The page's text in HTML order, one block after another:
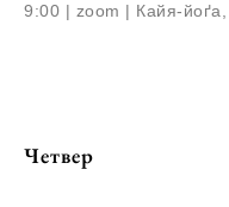
9:00 | zoom | Кайя-йоґа,
Четвер